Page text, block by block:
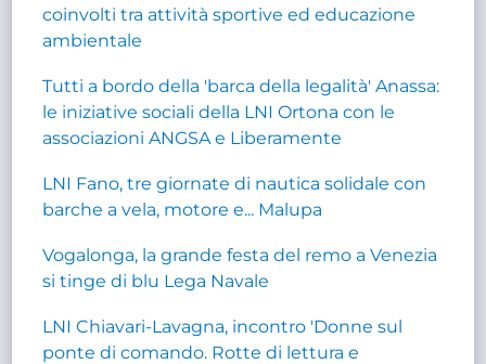
coinvolti tra attività sportive ed educazione
ambientale
Tutti a bordo della 'barca della legalità' Anassa:
le iniziative sociali della LNI Ortona con le
associazioni ANGSA e Liberamente
LNI Fano, tre giornate di nautica solidale con
barche a vela, motore e... Malupa
Vogalonga, la grande festa del remo a Venezia
si tinge di blu Lega Navale
LNI Chiavari-Lavagna, incontro 'Donne sul
ponte di comando. Rotte di lettura e